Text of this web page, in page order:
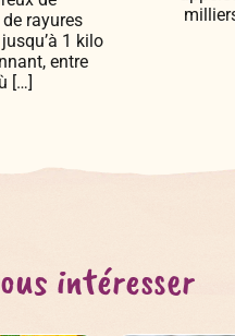
rayures
1 kilo
entre
[…]
intéresser